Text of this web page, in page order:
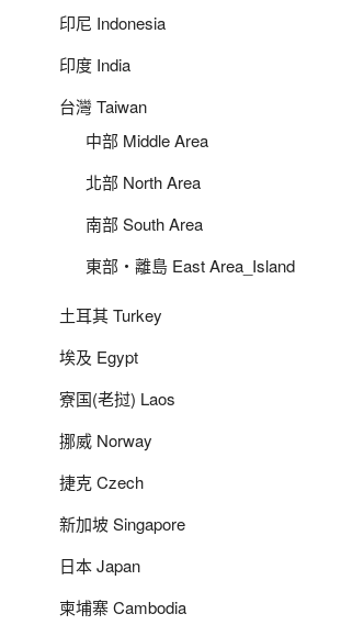
印尼 Indonesia
印度 India
台灣 Taiwan
中部 Middle Area
北部 North Area
南部 South Area
東部‧離島 East Area_Island
土耳其 Turkey
埃及 Egypt
寮国(老挝) Laos
挪威 Norway
捷克 Czech
新加坡 Singapore
日本 Japan
柬埔寨 Cambodia